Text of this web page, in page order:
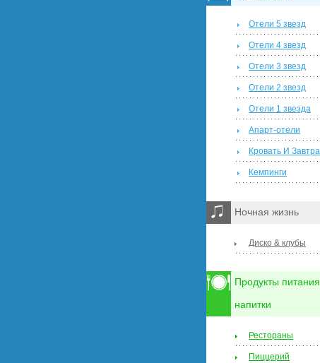
Отели 5 звезд
Отели 4 звезд
Отели 3 звезд
Отели 2 звезд
Отели 1 звезда
Апарт-отели
Кровать И
Кемпинги
Ночная жизнь
Диско & клубы
Продукты
напитки
Рестораны
Пиццерий